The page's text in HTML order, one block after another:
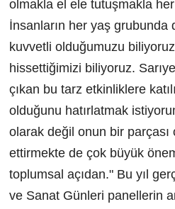
olmakla el ele tutuşmakla
İnsanların her yaş grubunda
kuvvetli olduğumuzu
hissettiğimizi biliyoruz.
çıkan bu tarz etkinliklere
olduğunu hatırlatmak
olarak değil onun bir parçası
ettirmekte de çok büyük
toplumsal açıdan." Bu yıl
ve Sanat Günleri panellerin